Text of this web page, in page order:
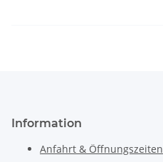
Information
Anfahrt & Öffnungszeiten